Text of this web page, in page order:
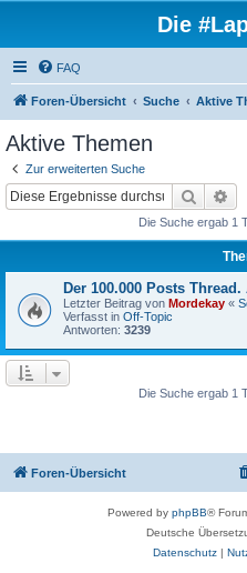
Die
FAQ
Foren-Übersicht Suche Aktive
Aktive Themen
Zur erweiterten Suche
Suche
Die Suche ergab 1
Der 100.000 Posts
Letzter Beitrag von Mordekay «
Verfasst in Off-Topic
Antworten: 3239
Die Suche ergab 1
Foren-Übersicht
Powered by phpBB®
Deutsche
Datenschutz|